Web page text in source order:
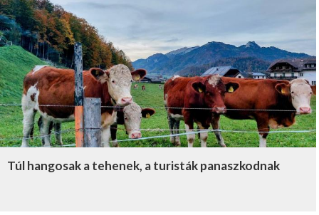
Túl hangosak a tehenek, a turisták panaszkodnak